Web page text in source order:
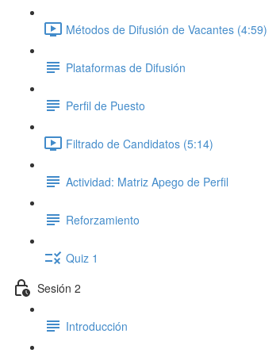
Métodos de Difusión de Vacantes (4:59)
Plataformas de Difusión
Perfil de Puesto
Filtrado de Candidatos (5:14)
Actividad: Matriz Apego de Perfil
Reforzamiento
Quiz 1
Sesión 2
Introducción